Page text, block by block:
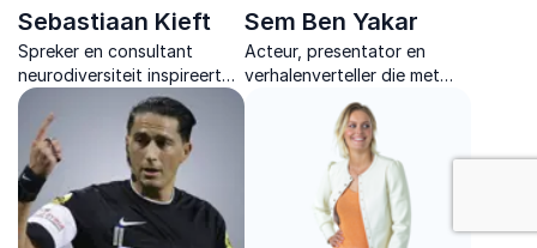
Sebastiaan Kieft
Spreker en consultant
neurodiversiteit inspireert
organisaties met humor en
scherpe inzichten over
Neuro-inclusief leiderschap
en werkcultuur.
Sem Ben Yakar
Acteur, presentator en
verhalenverteller die met
krachtige storytelling,
interactie en theatrale
energie diversiteit en Pride
tastbaar maakt voor elk